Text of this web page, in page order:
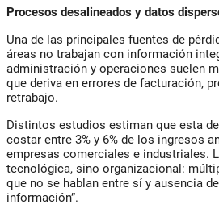
Procesos desalineados y datos
Una de las principales fuentes de
áreas no trabajan con información
administración y operaciones suelen
que deriva en errores de facturación,
retrabajo.
Distintos estudios estiman que esta
costar entre 3% y 6% de los ingresos
empresas comerciales e industriales.
tecnológica, sino organizacional:
que no se hablan entre sí y ausencia
información”.